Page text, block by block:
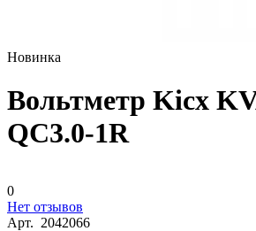
Новинка
Вольтметр Kicx
QC3.0-1R
0
Нет отзывов
Арт. 2042066